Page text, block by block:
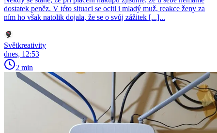
dostatek peněz. V této situaci se ocitl i mladý muž, reakce ženy za
ním ho však natolik dojala, že se o svůj zážitek [...]...
Světkreativity
dnes, 12:53
2 min